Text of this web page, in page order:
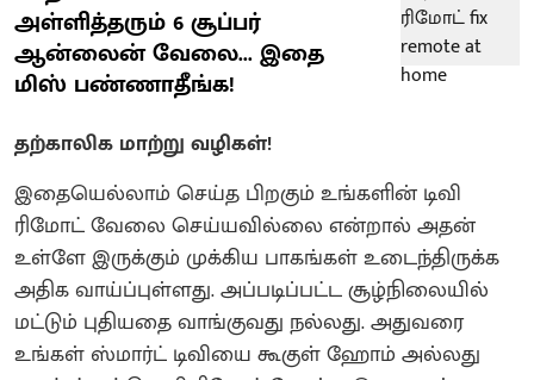
அள்ளித்தரும் 6 சூப்பர்
ஆன்லைன் வேலை... இதை
மிஸ் பண்ணாதீங்க!
தற்காலிக மாற்று வழிகள்!
இதையெல்லாம் செய்த பிறகும் உங்களின் டிவி
ரிமோட் வேலை செய்யவில்லை என்றால் அதன்
உள்ளே இருக்கும் முக்கிய பாகங்கள் உடைந்திருக்க
அதிக வாய்ப்புள்ளது. அப்படிப்பட்ட சூழ்நிலையில்
மட்டும் புதியதை வாங்குவது நல்லது. அதுவரை
உங்கள் ஸ்மார்ட் டிவியை கூகுள் ஹோம் அல்லது